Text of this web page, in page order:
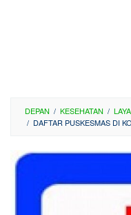
DEPAN / KESEHATAN /
/ DAFTAR PUSKESMAS DI